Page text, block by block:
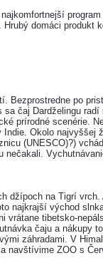
domáci produkt
Bezprostredne po
čaj Dardželingu radí
prírodné scenérie.
Okolo najvyššej
(UNESCO)?)
džípoch na Tigrí vrch.
najkrajší východ
vrátane tibetsko-
čaju a nákupy
záhradami. V
navštívime ZOO s